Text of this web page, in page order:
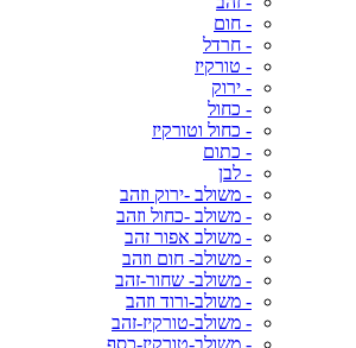
- חום
- חרדל
- טורקיז
- ירוק
- כחול
- כחול וטורקיז
- כתום
- לבן
- משולב -ירוק וזהב
- משולב -כחול וזהב
- משולב אפור זהב
- משולב- חום וזהב
- משולב- שחור-זהב
- משולב-ורוד וזהב
- משולב-טורקיז-זהב
- משולב-טורקיז-כסף